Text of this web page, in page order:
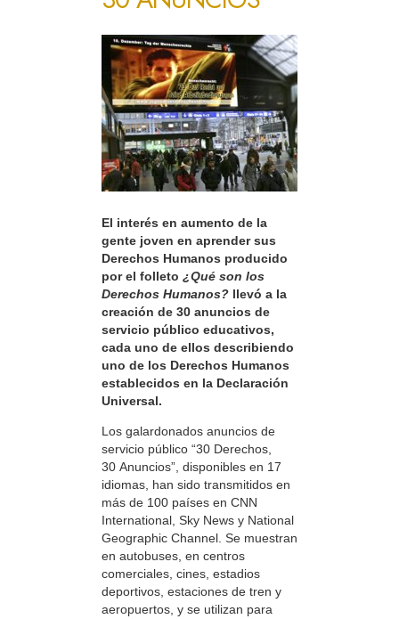
El interés en aumento de la
gente joven en aprender sus
Derechos Humanos producido
por el folleto ¿Qué son los
Derechos Humanos? llevó a la
creación de 30 anuncios de
servicio público educativos,
cada uno de ellos describiendo
uno de los Derechos Humanos
establecidos en la Declaración
Universal.
Los galardonados anuncios de
servicio público “30 Derechos,
30 Anuncios”, disponibles en 17
idiomas, han sido transmitidos en
más de 100 países en CNN
International, Sky News y National
Geographic Channel. Se muestran
en autobuses, en centros
comerciales, cines, estadios
deportivos, estaciones de tren y
aeropuertos, y se utilizan para